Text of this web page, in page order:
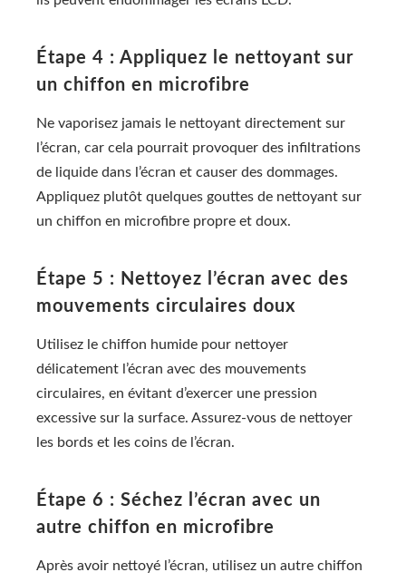
Étape 4 : Appliquez le nettoyant sur
un chiffon en microfibre
Ne vaporisez jamais le nettoyant directement sur
l’écran, car cela pourrait provoquer des infiltrations
de liquide dans l’écran et causer des dommages.
Appliquez plutôt quelques gouttes de nettoyant sur
un chiffon en microfibre propre et doux.
Étape 5 : Nettoyez l’écran avec des
mouvements circulaires doux
Utilisez le chiffon humide pour nettoyer
délicatement l’écran avec des mouvements
circulaires, en évitant d’exercer une pression
excessive sur la surface. Assurez-vous de nettoyer
les bords et les coins de l’écran.
Étape 6 : Séchez l’écran avec un
autre chiffon en microfibre
Après avoir nettoyé l’écran, utilisez un autre chiffon